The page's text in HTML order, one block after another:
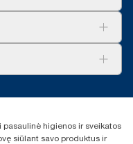
pasaulinė higienos ir sveikatos
siūlant savo produktus ir